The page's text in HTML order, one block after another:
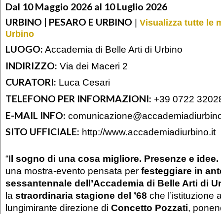
Dal 10 Maggio 2026 al 10 Luglio 2026
URBINO | PESARO E URBINO | Visualizza tutte le
Urbino
LUOGO: Accademia di Belle Arti di Urbino
INDIRIZZO: Via dei Maceri 2
CURATORI: Luca Cesari
TELEFONO PER INFORMAZIONI: +39 0722
E-MAIL INFO:
SITO UFFICIALE: http://www.accademiadiurbino.it
“Il sogno di una cosa migliore. Presenze e idee.
una mostra-evento pensata per festeggiare in
sessantennale dell’Accademia di Belle Arti di
la straordinaria stagione del ’68 che l’istituzione
lungimirante direzione di Concetto Pozzati,